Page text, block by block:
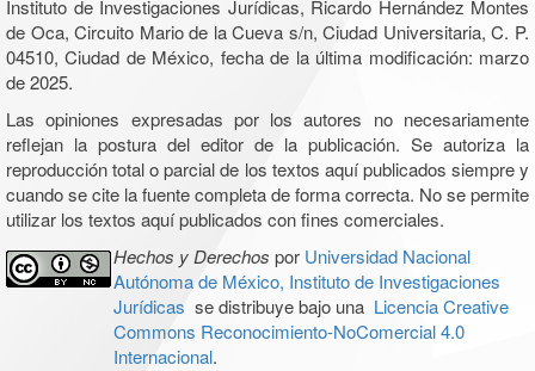
Instituto de Investigaciones Jurídicas, Ricardo Hernández Montes
de Oca, Circuito Mario de la Cueva s/n, Ciudad Universitaria, C. P.
04510, Ciudad de México, fecha de la última modificación: marzo
de 2025.
Las opiniones expresadas por los autores no necesariamente
reflejan la postura del editor de la publicación. Se autoriza la
reproducción total o parcial de los textos aquí publicados siempre y
cuando se cite la fuente completa de forma correcta. No se permite
utilizar los textos aquí publicados con fines comerciales.
Hechos y Derechos por Universidad Nacional
Autónoma de México, Instituto de Investigaciones
Jurídicas se distribuye bajo una Licencia Creative
Commons Reconocimiento-NoComercial 4.0
Internacional.